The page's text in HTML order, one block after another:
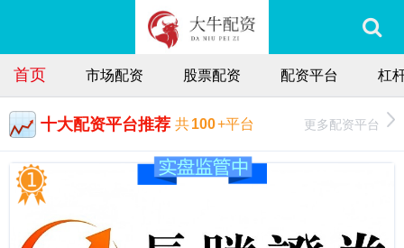
首页 市场配资 股票配资 配资平台 杠
十大配资平台推荐 共100+平台 更多配资平台